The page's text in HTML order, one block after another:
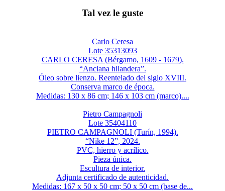
Tal vez le guste
Carlo Ceresa
Lote 35313093
CARLO CERESA (Bérgamo, 1609 - 1679).
“Anciana hilandera”.
Óleo sobre lienzo. Reentelado del siglo XVIII.
Conserva marco de época.
Medidas: 130 x 86 cm; 146 x 103 cm (marco)....
Pietro Campagnoli
Lote 35404110
PIETRO CAMPAGNOLI (Turín, 1994).
“Nike 12”, 2024.
PVC, hierro y acrílico.
Pieza única.
Escultura de interior.
Adjunta certificado de autenticidad.
Medidas: 167 x 50 x 50 cm; 50 x 50 cm (base de...